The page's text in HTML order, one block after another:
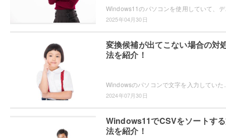
Windows11のパソコンを使用して
2025年04月30日
変換候補が出てこない場合の対
法を紹介！
2024年07月30日
Windows11でCSVをソートす
法を紹介！